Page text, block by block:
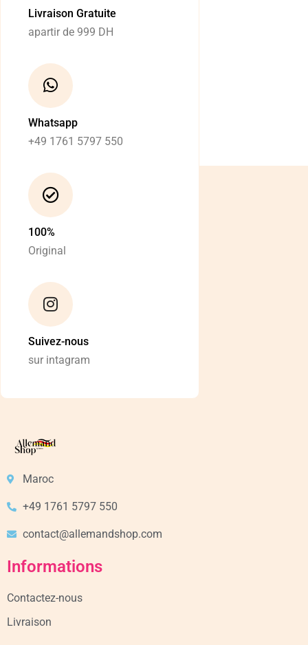
Livraison Gratuite
apartir de 999 DH
Whatsapp
+49 1761 5797 550
100%
Original
Suivez-nous
sur intagram
Maroc
+49 1761 5797 550
contact@allemandshop.com
Informations
Contactez-nous
Livraison